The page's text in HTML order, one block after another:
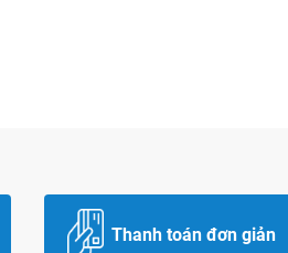
Thanh toán đơn giản